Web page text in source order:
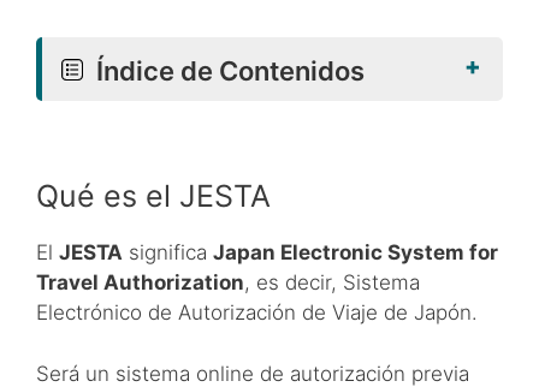
Índice de Contenidos +
Qué es el JESTA
El JESTA significa Japan Electronic System for
Travel Authorization, es decir, Sistema
Electrónico de Autorización de Viaje de Japón.
Será un sistema online de autorización previa